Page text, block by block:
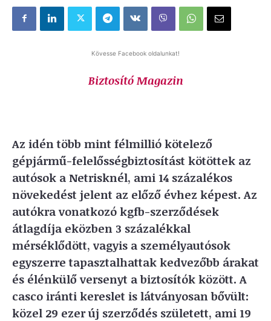
Kövesse Facebook oldalunkat!
Biztosító Magazin
Az idén több mint félmillió kötelező
gépjármű-felelősségbiztosítást kötöttek az
autósok a Netrisknél, ami 14 százalékos
növekedést jelent az előző évhez képest. Az
autókra vonatkozó kgfb-szerződések
átlagdíja eközben 3 százalékkal
mérséklődött, vagyis a személyautósok
egyszerre tapasztalhattak kedvezőbb árakat
és élénkülő versenyt a biztosítók között. A
casco iránti kereslet is látványosan bővült:
közel 29 ezer új szerződés született, ami 19